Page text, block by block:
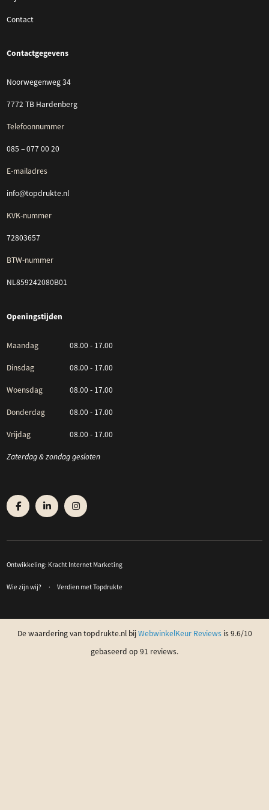
Contact
Contactgegevens
Noorwegenweg 34
7772 TB Hardenberg
Telefoonnummer
085 – 077 00 20
E-mailadres
info@topdrukte.nl
KVK-nummer
72803657
BTW-nummer
NL859242080B01
Openingstijden
Maandag 08.00 - 17.00
Dinsdag 08.00 - 17.00
Woensdag 08.00 - 17.00
Donderdag 08.00 - 17.00
Vrijdag 08.00 - 17.00
Zaterdag & zondag gesloten
Ontwikkeling: Kracht Internet Marketing
Wie zijn wij? Verdien met Topdrukte
De waardering van topdrukte.nl bijWebwinkelKeur Reviewsis 9.6/10
gebaseerd op 91 reviews.